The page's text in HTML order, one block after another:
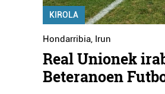
KIROLA
Hondarribia, Irun
Real Unionek
Beteranoen